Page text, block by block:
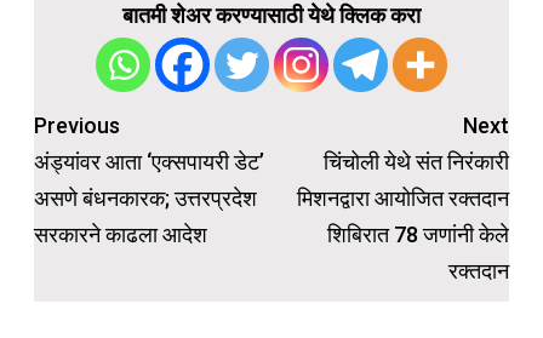
बातमी शेअर करण्यासाठी येथे क्लिक करा
Post
navigation
Previous
अंड्यांवर आता ‘एक्सपायरी डेट’
असणे बंधनकारक; उत्तरप्रदेश
सरकारने काढला आदेश
Next
चिंचोली येथे संत निरंकारी
मिशनद्वारा आयोजित रक्तदान
शिबिरात 78 जणांनी केले
रक्तदान